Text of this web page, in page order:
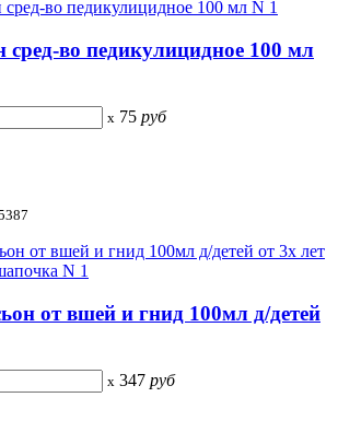
сред-во педикулицидное 100 мл
x 75 руб
от вшей и гнид 100мл д/детей
x 347 руб